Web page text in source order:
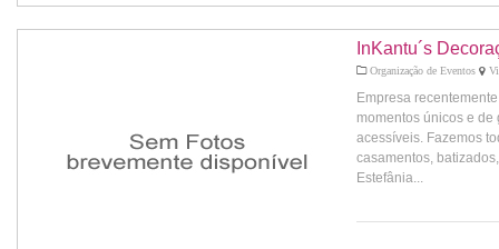
InKantu´s
Organização de Eventos
Empresa
momentos únicos e
acessíveis. Fazemos
casamentos,
Estefânia...